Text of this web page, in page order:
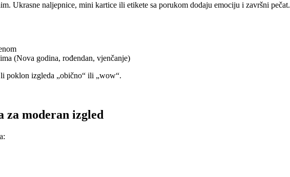
Ukrasne naljepnice, mini kartice ili etikete sa porukom dodaju emociju i završni pečat.
(Nova godina, rođendan, vjenčanje)
poklon izgleda „obično“ ili „wow“.
moderan izgled